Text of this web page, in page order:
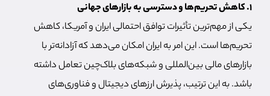
۱. کاهش تحریم‌ها و دسترسی به بازارهای جهانی
یکی از مهم‌ترین تأثیرات توافق احتمالی ایران و آمریکا، کاهش
تحریم‌ها است. این امر به ایران امکان می‌دهد که آزادانه‌تر با
بازارهای مالی بین‌المللی و شبکه‌های بلاک‌چین تعامل داشته
باشد. به این ترتیب، پذیرش ارزهای دیجیتال و فناوری‌های